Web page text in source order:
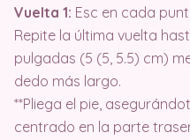
Vuelta 1: Esc en cada
Repite la última vuelta
pulgadas (5 (5, 5.5) cm)
dedo más largo.
**Pliega el pie,
centrado en la parte